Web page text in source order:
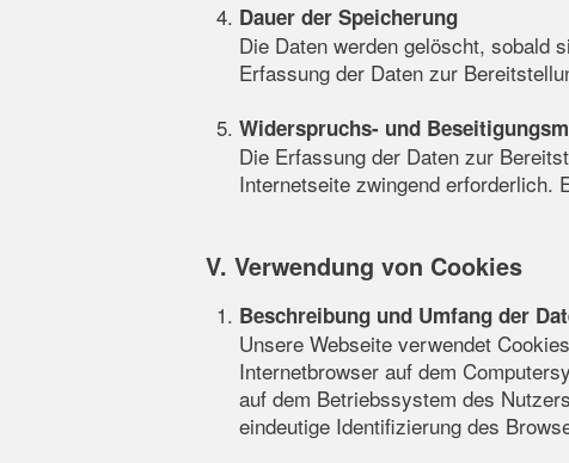
Dauer der Speicherung
Die Daten werden gelöscht, sobald
Erfassung der Daten zur
Widerspruchs- und
Die Erfassung der Daten zur
Internetseite zwingend erforderlich.
V. Verwendung von Cookies
Beschreibung und Umfang der
Unsere Webseite verwendet
Internetbrowser auf dem
auf dem Betriebssystem des
eindeutige Identifizierung des